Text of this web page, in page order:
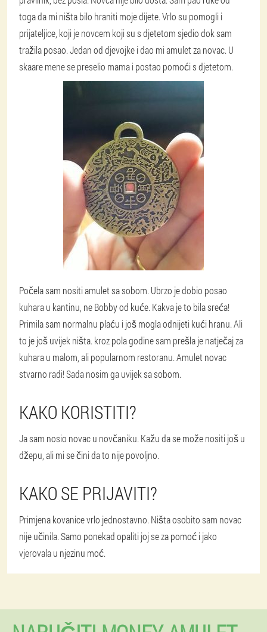
toga da mi ništa bilo hraniti moje dijete. Vrlo su pomogli i
prijateljice, koji je novcem koji su s djetetom sjedio dok sam
tražila posao. Jedan od djevojke i dao mi amulet za novac. U
skaare mene se preselio mama i postao pomoći s djetetom.
Počela sam nositi amulet sa sobom. Ubrzo je dobio posao
kuhara u kantinu, ne Bobby od kuće. Kakva je to bila sreća!
Primila sam normalnu plaću i još mogla odnijeti kući hranu. Ali
to je još uvijek ništa. kroz pola godine sam prešla je natječaj za
kuhara u malom, ali popularnom restoranu. Amulet novac
stvarno radi! Sada nosim ga uvijek sa sobom.
KAKO KORISTITI?
Ja sam nosio novac u novčaniku. Kažu da se može nositi još u
džepu, ali mi se čini da to nije povoljno.
KAKO SE PRIJAVITI?
Primjena kovanice vrlo jednostavno. Ništa osobito sam novac
nije učinila. Samo ponekad opaliti joj se za pomoć i jako
vjerovala u njezinu moć.